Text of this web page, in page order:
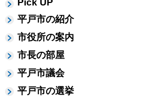
Pick UP
平戸市の紹介
市役所の案内
市長の部屋
平戸市議会
平戸市の選挙